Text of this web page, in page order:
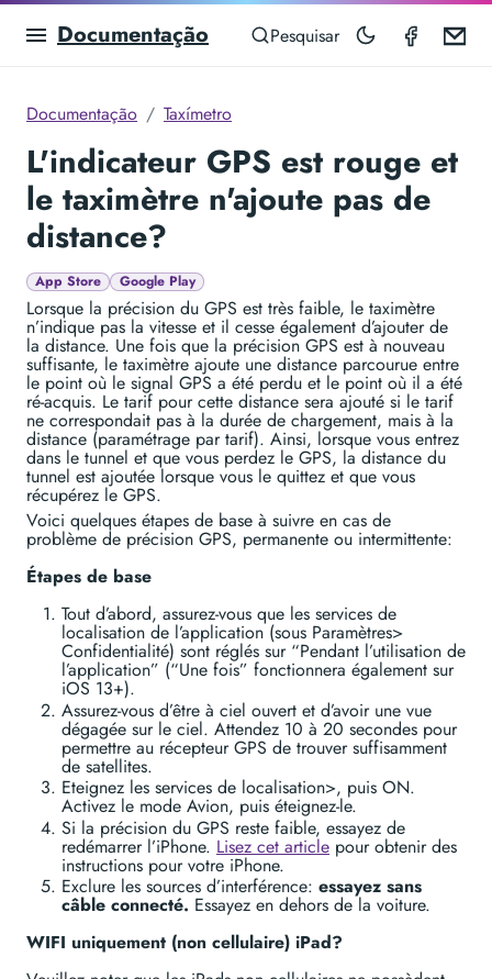
Documentação Pesquisar
Documentação Taxímetro
L'indicateur GPS est rouge et
le taximètre n'ajoute pas de
distance?
App Store Google Play
Lorsque la précision du GPS est très faible, le taximètre
n’indique pas la vitesse et il cesse également d’ajouter de
la distance. Une fois que la précision GPS est à nouveau
suffisante, le taximètre ajoute une distance parcourue entre
le point où le signal GPS a été perdu et le point où il a été
ré-acquis. Le tarif pour cette distance sera ajouté si le tarif
ne correspondait pas à la durée de chargement, mais à la
distance (paramétrage par tarif). Ainsi, lorsque vous entrez
dans le tunnel et que vous perdez le GPS, la distance du
tunnel est ajoutée lorsque vous le quittez et que vous
récupérez le GPS.
Voici quelques étapes de base à suivre en cas de
problème de précision GPS, permanente ou intermittente:
Étapes de base
Tout d’abord, assurez-vous que les services de
localisation de l’application (sous Paramètres>
Confidentialité) sont réglés sur “Pendant l’utilisation de
l’application” (“Une fois” fonctionnera également sur
iOS 13+).
Assurez-vous d’être à ciel ouvert et d’avoir une vue
dégagée sur le ciel. Attendez 10 à 20 secondes pour
permettre au récepteur GPS de trouver suffisamment
de satellites.
Eteignez les services de localisation>, puis ON.
Activez le mode Avion, puis éteignez-le.
Si la précision du GPS reste faible, essayez de
redémarrer l’iPhone. Lisez cet article pour obtenir des
instructions pour votre iPhone.
Exclure les sources d’interférence: essayez sans
câble connecté. Essayez en dehors de la voiture.
WIFI uniquement (non cellulaire) iPad?